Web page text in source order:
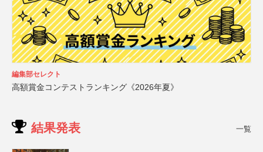
編集部セレクト
高額賞金コンテストランキング《2026年夏》
結果発表 一覧